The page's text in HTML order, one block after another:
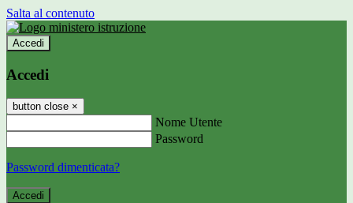
Salta al contenuto
Accedi
Accedi
button close ×
Nome Utente
Password
Password dimenticata?